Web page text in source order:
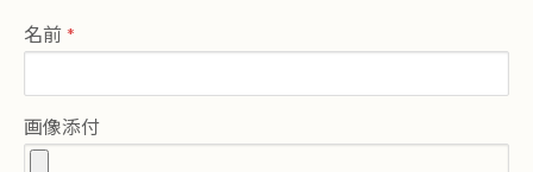
名前
画像添付